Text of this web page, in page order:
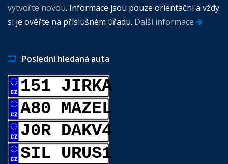
vytvořte novou. Informace jsou pouze orientační a vždy
si je ověřte na příslušném úřadu. Další informace
Poslední hledaná auta
151 JIRKA
A80 MAZEL
J0R DAKV4
SIL URUS1